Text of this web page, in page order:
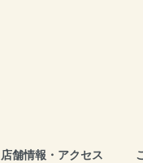
店舗情報・アクセス